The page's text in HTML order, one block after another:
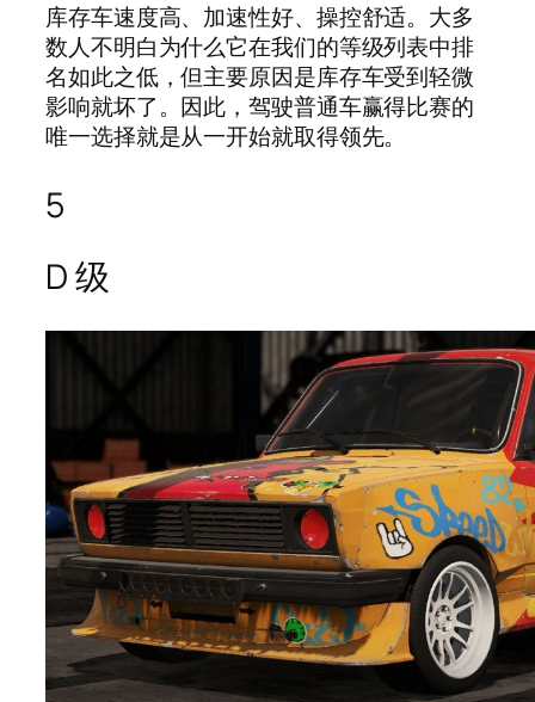
库存车速度高、加速性好、操控舒适。大多
数人不明白为什么它在我们的等级列表中排
名如此之低，但主要原因是库存车受到轻微
影响就坏了。因此，驾驶普通车赢得比赛的
唯一选择就是从一开始就取得领先。
5
D 级